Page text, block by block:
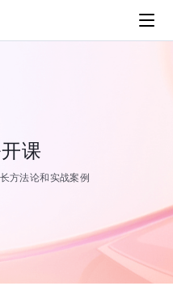
课
方法论和实战案例